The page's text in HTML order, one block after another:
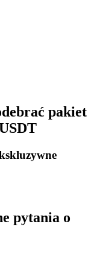
na popularnych
pakiet
pytania o